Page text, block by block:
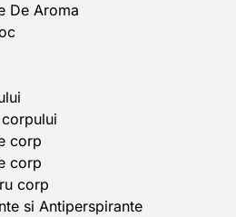
De Aroma
corp
corp
corp
si Antiperspirante